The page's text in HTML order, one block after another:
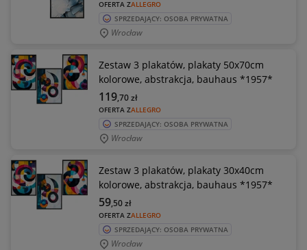
OFERTA ZALLEGRO
SPRZEDAJĄCY: OSOBA PRYWATNA
Wrocław
Zestaw 3 plakatów, plakaty 50x70cm
kolorowe, abstrakcja, bauhaus *1957*
OFERTA ZALLEGRO
119,70zł
SPRZEDAJĄCY: OSOBA PRYWATNA
Wrocław
Zestaw 3 plakatów, plakaty 30x40cm
kolorowe, abstrakcja, bauhaus *1957*
OFERTA ZALLEGRO
59,50zł
SPRZEDAJĄCY: OSOBA PRYWATNA
Wrocław